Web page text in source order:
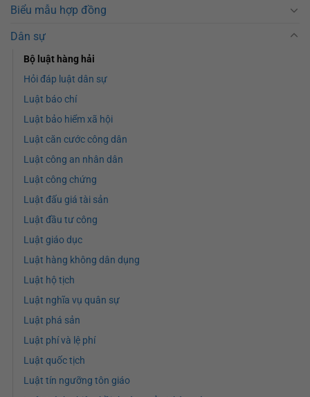
Biểu mẫu hợp đồng
Dân sự
Bộ luật hàng hải
Hỏi đáp luật dân sự
Luật báo chí
Luật bảo hiểm xã hội
Luật căn cước công dân
Luật công an nhân dân
Luật công chứng
Luật đấu giá tài sản
Luật đầu tư công
Luật giáo dục
Luật hàng không dân dụng
Luật hộ tịch
Luật nghĩa vụ quân sự
Luật phá sản
Luật phí và lệ phí
Luật quốc tịch
Luật tín ngưỡng tôn giáo